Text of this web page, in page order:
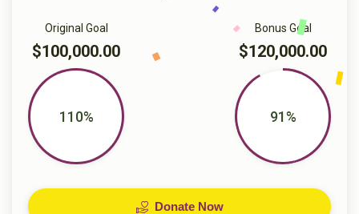
Bonus Goal
$120,000.00
91%
Original Goal
$100,000.00
110%
Donate Now